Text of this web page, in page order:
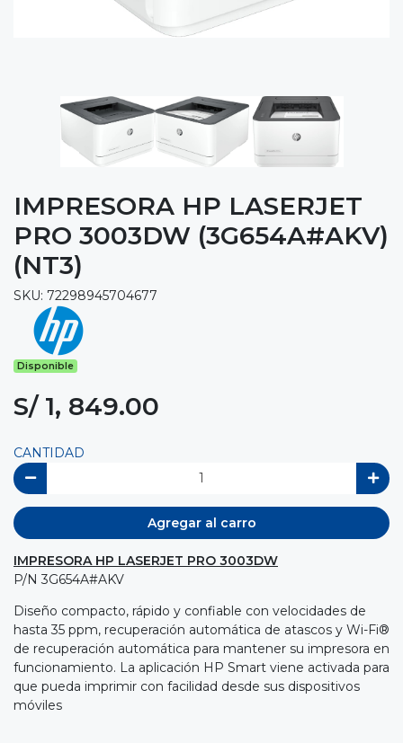
IMPRESORA HP LASERJET
PRO 3003DW (3G654A#AKV)
(NT3)
SKU: 72298945704677
Disponible
S/ 1, 849.00
CANTIDAD
Agregar al carro
IMPRESORA HP LASERJET PRO 3003DW
P/N 3G654A#AKV
Diseño compacto, rápido y confiable con velocidades de
hasta 35 ppm, recuperación automática de atascos y Wi-Fi®
de recuperación automática para mantener su impresora en
funcionamiento. La aplicación HP Smart viene activada para
que pueda imprimir con facilidad desde sus dispositivos
móviles